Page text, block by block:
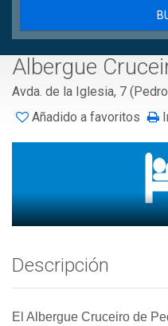
Albergue
Avda. de la Iglesia, 7
Añadido a favoritos
Descripción
El Albergue Cruceiro de